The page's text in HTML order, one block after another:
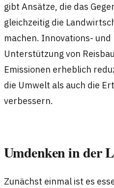
gibt Ansätze, die das
gleichzeitig die
machen. Innovations- und
Unterstützung von
Emissionen erheblich
die Umwelt als auch die
verbessern.
Umdenken in der
Zunächst einmal ist es